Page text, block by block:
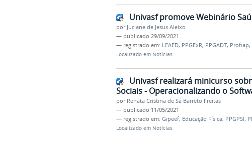
Univasf promove Webinário
por Juciane de Jesus Aleixo
— publicado 29/09/2021
— registrado em: LEAED, PPGExR, PPGADT, Profiap,
Localizado em Notícias
Univasf realizará minicurso
Sociais - Operacionalizando o
por Renata Cristina de Sá Barreto Freitas
— publicado 11/05/2021
— registrado em: Gipeef, Educação Física, PPGPSI,
Localizado em Notícias